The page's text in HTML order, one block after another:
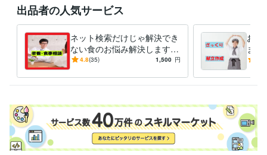
資格・検定
管理栄養士 取得年 : 2004年
栄養士 取得年 : 2004年
ビジネス・クリエイティブツール
Excel:23年Word:23年
栄養マイスター:3年栄養Pro:5年
得意分野
住まい・美容・生活相談 栄養・食事相談など
管理栄養士 栄養相談 食事相談 献立作成 栄養計算
レシピ作成
出品者の人気サービス
ネット検索だけじゃ解決でき
ない食のお悩み解決します
栄養・食事相談、その他のご
せ下さい
4.8(35) 1,500 円
お手
ま
から